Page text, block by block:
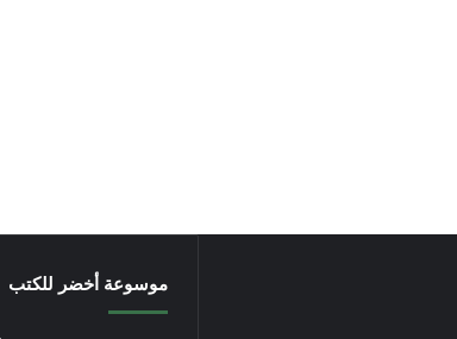
موسوعة أخضر للكتب